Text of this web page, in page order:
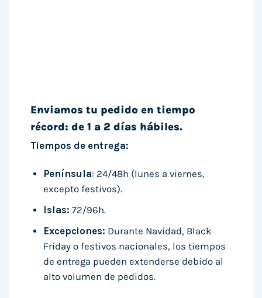
Enviamos tu pedido en tiempo
récord: de 1 a 2 días hábiles.
Tiempos de entrega:
Península: 24/48h (lunes a viernes,
excepto festivos).
Islas: 72/96h.
Excepciones: Durante Navidad, Black
Friday o festivos nacionales, los tiempos
de entrega pueden extenderse debido al
alto volumen de pedidos.